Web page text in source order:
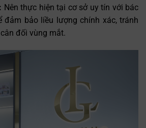
Nên thực hiện tại cơ sở uy tín với bác
đảm bảo liều lượng chính xác, tránh
đối vùng mắt.